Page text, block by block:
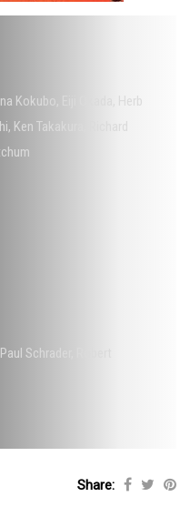
Kokubo
Herb
, Ken Takakura
Paul Schrader
Share: